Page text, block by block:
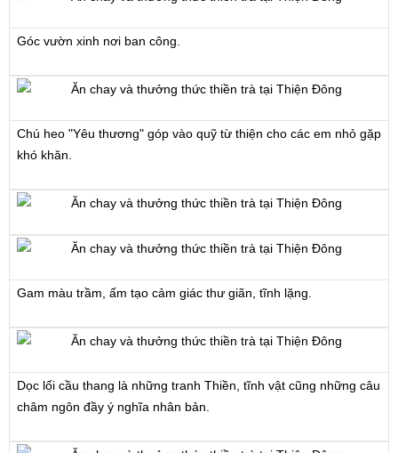
Góc vườn xinh nơi ban công.
Chú heo "Yêu thương" góp vào quỹ từ thiện cho các em nhỏ gặp
khó khăn.
Gam màu trầm, ấm tạo cảm giác thư giãn, tĩnh lặng.
Dọc lối cầu thang là những tranh Thiền, tĩnh vật cũng những câu
châm ngôn đầy ý nghĩa nhân bản.